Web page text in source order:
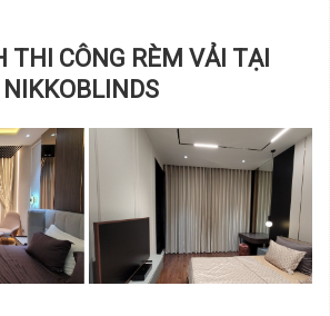
THI CÔNG RÈM VẢI TẠI
NIKKOBLINDS